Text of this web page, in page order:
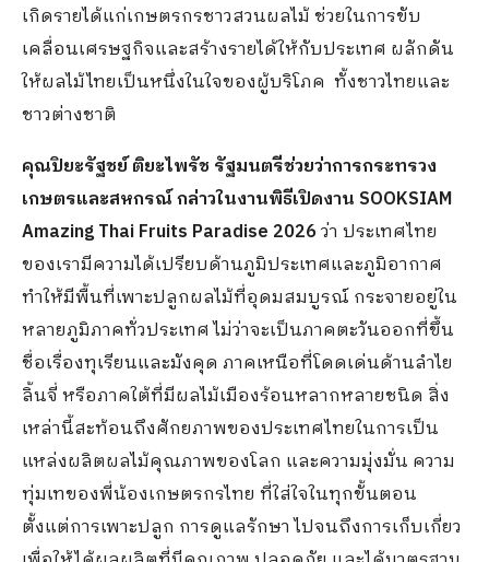
เกิดรายได้แก่เกษตรกรชาวสวนผลไม้ ช่วยในการขับ
เคลื่อนเศรษฐกิจและสร้างรายได้ให้กับประเทศ ผลักดัน
ให้ผลไม้ไทยเป็นหนึ่งในใจของผู้บริโภค ทั้งชาวไทยและ
ชาวต่างชาติ
คุณปิยะรัฐชย์ ติยะไพรัช รัฐมนตรีช่วยว่าการกระทรวง
เกษตรและสหกรณ์ กล่าวในงานพิธีเปิดงาน SOOKSIAM
Amazing Thai Fruits Paradise 2026ว่า ประเทศไทย
ของเรามีความได้เปรียบด้านภูมิประเทศและภูมิอากาศ
ทำให้มีพื้นที่เพาะปลูกผลไม้ที่อุดมสมบูรณ์ กระจายอยู่ใน
หลายภูมิภาคทั่วประเทศ ไม่ว่าจะเป็นภาคตะวันออกที่ขึ้น
ชื่อเรื่องทุเรียนและมังคุด ภาคเหนือที่โดดเด่นด้านลำไย
ลิ้นจี่ หรือภาคใต้ที่มีผลไม้เมืองร้อนหลากหลายชนิด สิ่ง
เหล่านี้สะท้อนถึงศักยภาพของประเทศไทยในการเป็น
แหล่งผลิตผลไม้คุณภาพของโลก และความมุ่งมั่น ความ
ทุ่มเทของพี่น้องเกษตรกรไทย ที่ใส่ใจในทุกขั้นตอน
ตั้งแต่การเพาะปลูก การดูแลรักษา ไปจนถึงการเก็บเกี่ยว